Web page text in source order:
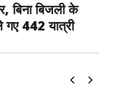
बिना बिजली के
गए 442 यात्री